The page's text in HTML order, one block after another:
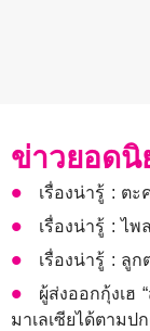
ข่าวยอด
เรื่องน่ารู้ : ตะ
เรื่องน่ารู้ : ไพล
เรื่องน่ารู้ : ลูก
ผู้ส่งออกกุ้งเฮ
มาเลเซียได้ตามป